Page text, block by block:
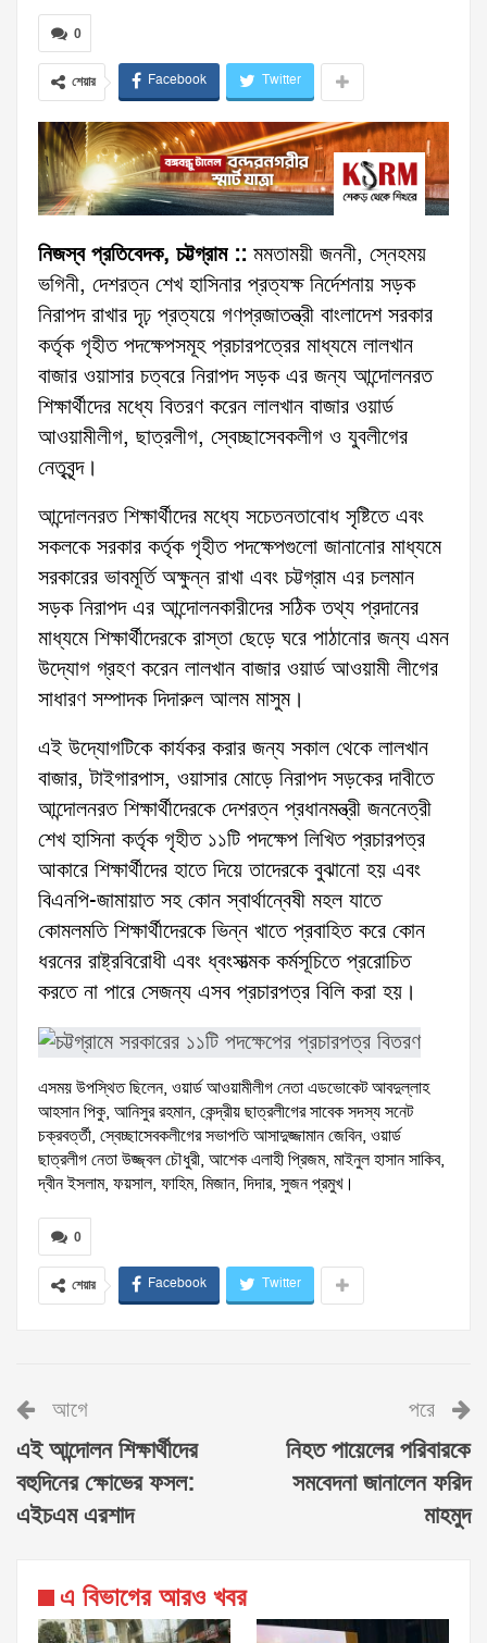
0
শেয়ার Facebook Twitter
নিজস্ব প্রতিবেদক, চট্টগ্রাম :: মমতাময়ী জননী, স্নেহময়
ভগিনী, দেশরত্ন শেখ হাসিনার প্রত্যক্ষ নির্দেশনায় সড়ক
নিরাপদ রাখার দৃঢ় প্রত্যয়ে গণপ্রজাতন্ত্রী বাংলাদেশ সরকার
কর্তৃক গৃহীত পদক্ষেপসমূহ প্রচারপত্রের মাধ্যমে লালখান
বাজার ওয়াসার চত্বরে নিরাপদ সড়ক এর জন্য আন্দোলনরত
শিক্ষার্থীদের মধ্যে বিতরণ করেন লালখান বাজার ওয়ার্ড
আওয়ামীলীগ, ছাত্রলীগ, স্বেচ্ছাসেবকলীগ ও যুবলীগের
নেতৃবৃন্দ।
আন্দোলনরত শিক্ষার্থীদের মধ্যে সচেতনতাবোধ সৃষ্টিতে এবং
সকলকে সরকার কর্তৃক গৃহীত পদক্ষেপগুলো জানানোর মাধ্যমে
সরকারের ভাবমূর্তি অক্ষুন্ন রাখা এবং চট্টগ্রাম এর চলমান
সড়ক নিরাপদ এর আন্দোলনকারীদের সঠিক তথ্য প্রদানের
মাধ্যমে শিক্ষার্থীদেরকে রাস্তা ছেড়ে ঘরে পাঠানোর জন্য এমন
উদ্যোগ গ্রহণ করেন লালখান বাজার ওয়ার্ড আওয়ামী লীগের
সাধারণ সম্পাদক দিদারুল আলম মাসুম।
এই উদ্যোগটিকে কার্যকর করার জন্য সকাল থেকে লালখান
বাজার, টাইগারপাস, ওয়াসার মোড়ে নিরাপদ সড়কের দাবীতে
আন্দোলনরত শিক্ষার্থীদেরকে দেশরত্ন প্রধানমন্ত্রী জননেত্রী
শেখ হাসিনা কর্তৃক গৃহীত ১১টি পদক্ষেপ লিখিত প্রচারপত্র
আকারে শিক্ষার্থীদের হাতে দিয়ে তাদেরকে বুঝানো হয় এবং
বিএনপি-জামায়াত সহ কোন স্বার্থান্বেষী মহল যাতে
কোমলমতি শিক্ষার্থীদেরকে ভিন্ন খাতে প্রবাহিত করে কোন
ধরনের রাষ্ট্রবিরোধী এবং ধ্বংসাত্মক কর্মসূচিতে প্ররোচিত
করতে না পারে সেজন্য এসব প্রচারপত্র বিলি করা হয়।
এসময় উপস্থিত ছিলেন, ওয়ার্ড আওয়ামীলীগ নেতা এডভোকেট আবদুল্লাহ
আহসান পিকু, আনিসুর রহমান, কেন্দ্রীয় ছাত্রলীগের সাবেক সদস্য সনেট
চক্রবর্ত্তী, স্বেচ্ছাসেবকলীগের সভাপতি আসাদুজ্জামান জেবিন, ওয়ার্ড
ছাত্রলীগ নেতা উজ্জ্বল চৌধুরী, আশেক এলাহী প্রিজম, মাইনুল হাসান সাকিব,
দ্বীন ইসলাম, ফয়সাল, ফাহিম, মিজান, দিদার, সুজন প্রমুখ।
0
শেয়ার Facebook Twitter
আগে
এই আন্দোলন শিক্ষার্থীদের
বহুদিনের ক্ষোভের ফসল:
এইচএম এরশাদ
পরে
নিহত পায়েলের পরিবারকে
সমবেদনা জানালেন ফরিদ
মাহমুদ
এ বিভাগের আরও খবর